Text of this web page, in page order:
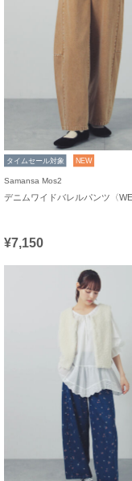
タイムセール対象 NEW
Samansa Mos2
¥7,150